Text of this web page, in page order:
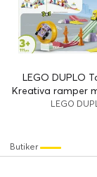
LEGO DUPLO
Kreativa ramper
10478
LEGO
Butiker